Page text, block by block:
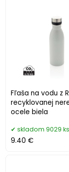
Fľaša na vodu z
recyklovanej
ocele biela
skladom 9029 ks
9.40 €